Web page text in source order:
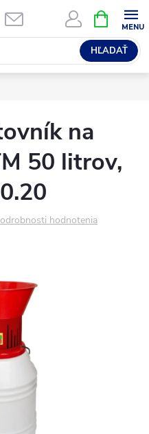
HĽADAŤ
KOŠÍK
na
50 litrov,
hodnotenia